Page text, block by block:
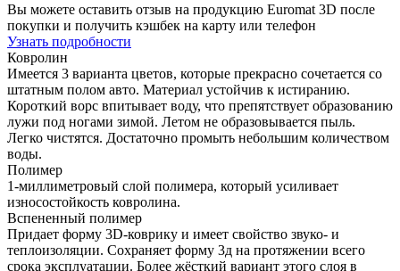
Вы можете оставить отзыв на продукцию Euromat 3D после
покупки и получить кэшбек на карту или телефон
Узнать подробности
Ковролин
Имеется 3 варианта цветов, которые прекрасно сочетается со
штатным полом авто. Материал устойчив к истиранию.
Короткий ворс впитывает воду, что препятствует образованию
лужи под ногами зимой. Летом не образовывается пыль.
Легко чистятся. Достаточно промыть небольшим количеством
воды.
Полимер
1-миллиметровый слой полимера, который усиливает
износостойкость ковролина.
Вспененный полимер
Придает форму 3D-коврику и имеет свойство звуко- и
теплоизоляции. Сохраняет форму 3д на протяжении всего
срока эксплуатации. Более жёсткий вариант этого слоя в